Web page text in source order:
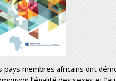
pays membres africains ont